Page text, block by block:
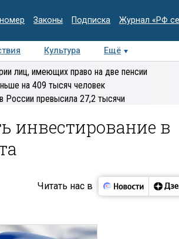
Законы Подписка Журнал «РФ
Культура
Ещё
Интервью Колумнисты
лиц, имеющих право на две пенсии
на 409 тысяч человек
России превысила 27,2 тысячи
инвестирование в
Читать нас в